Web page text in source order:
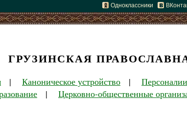
Одноклассники
ГРУЗИНСКАЯ
| Каноническое устройство | Персоналии
| Церковно-общественные